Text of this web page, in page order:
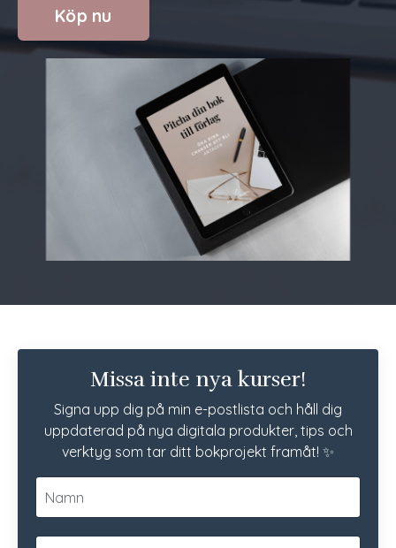
Köp nu
Missa inte nya kurser!
Signa upp dig på min e-postlista och håll dig
uppdaterad på nya digitala produkter, tips och
verktyg som tar ditt bokprojekt framåt! ✨